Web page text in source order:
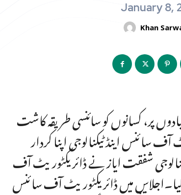
January 8,
Khan
پر، کسانوں کو سائنسی طریقہ کاشت
اینڈ ٹیکنالوجی اپنا کردار
شفقت ایاز نے ڈائریکٹوریٹ آف
میں ڈائریکٹوریٹ آف سائنس